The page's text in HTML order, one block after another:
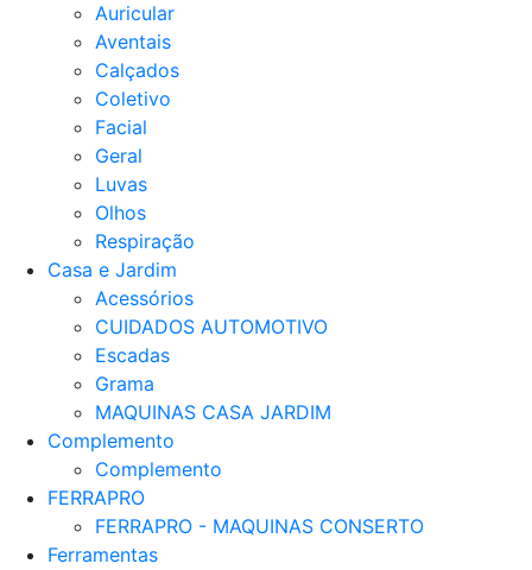
Auricular
Aventais
Calçados
Coletivo
Facial
Geral
Luvas
Olhos
Respiração
Casa e Jardim
Acessórios
CUIDADOS AUTOMOTIVO
Escadas
Grama
MAQUINAS CASA JARDIM
Complemento
Complemento
FERRAPRO
FERRAPRO - MAQUINAS CONSERTO
Ferramentas